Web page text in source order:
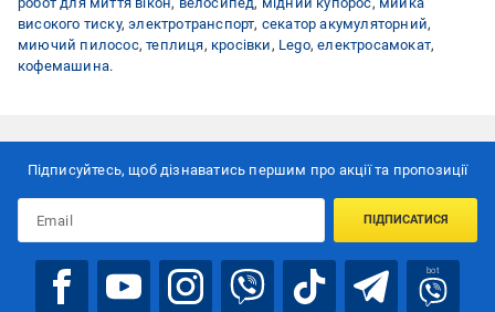
високого тиску,электротранспорт, секатор акумуляторний,
миючий пилосос,теплиця, кросівки, Lego,електросамокат,
кофемашина.
Підписуйтесь, щоб дізнаватись першим про акції та пропозиції
ПІДПИСАТИСЯ
bot